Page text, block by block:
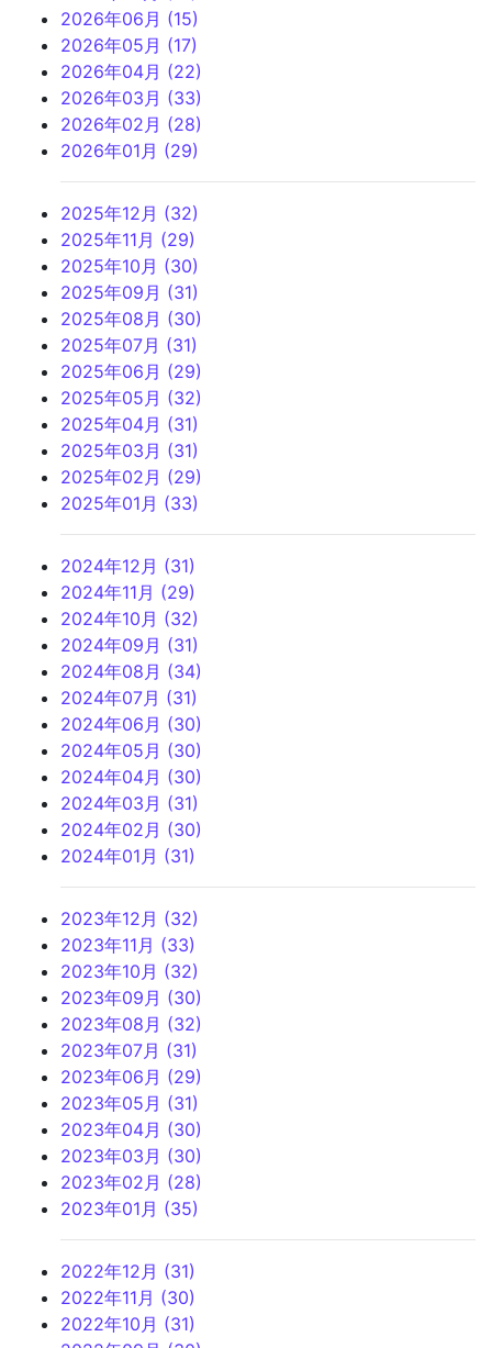
2026年06月 (15)
2026年05月 (17)
2026年04月 (22)
2026年03月 (33)
2026年02月 (28)
2026年01月 (29)
2025年12月 (32)
2025年11月 (29)
2025年10月 (30)
2025年09月 (31)
2025年08月 (30)
2025年07月 (31)
2025年06月 (29)
2025年05月 (32)
2025年04月 (31)
2025年03月 (31)
2025年02月 (29)
2025年01月 (33)
2024年12月 (31)
2024年11月 (29)
2024年10月 (32)
2024年09月 (31)
2024年08月 (34)
2024年07月 (31)
2024年06月 (30)
2024年05月 (30)
2024年04月 (30)
2024年03月 (31)
2024年02月 (30)
2024年01月 (31)
2023年12月 (32)
2023年11月 (33)
2023年10月 (32)
2023年09月 (30)
2023年08月 (32)
2023年07月 (31)
2023年06月 (29)
2023年05月 (31)
2023年04月 (30)
2023年03月 (30)
2023年02月 (28)
2023年01月 (35)
2022年12月 (31)
2022年11月 (30)
2022年10月 (31)